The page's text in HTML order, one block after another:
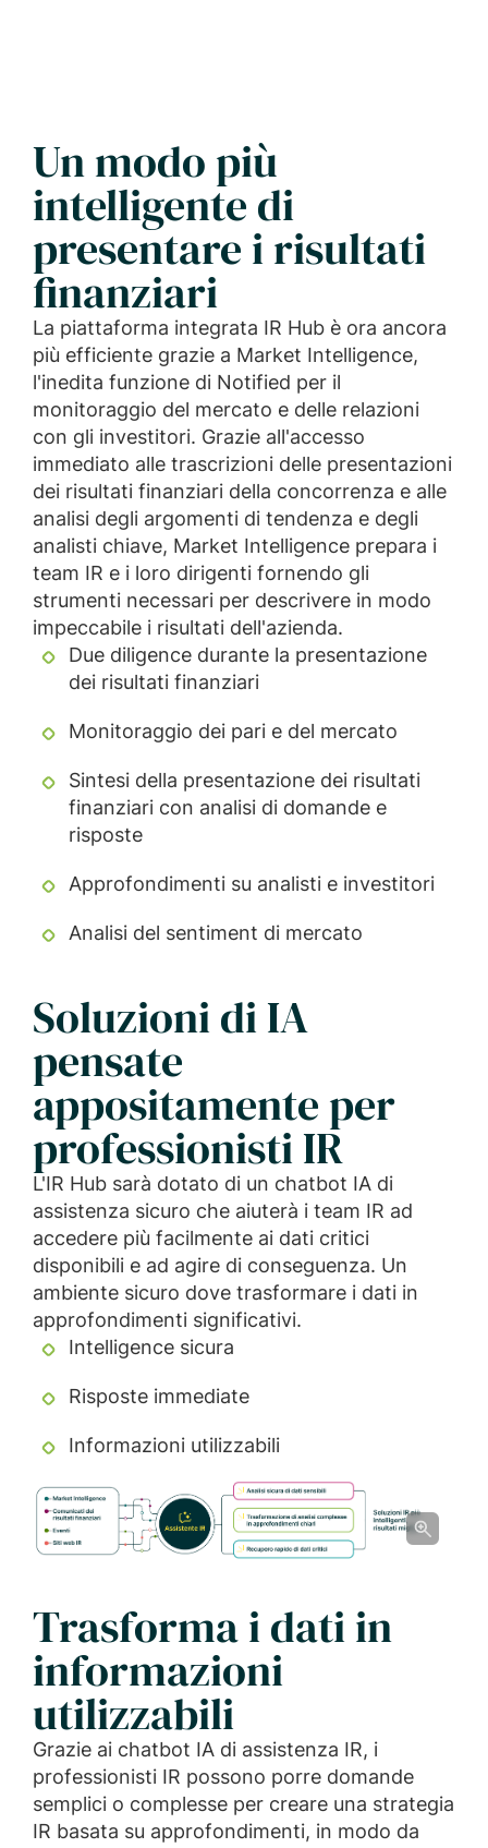
Un modo più
intelligente di
presentare i risultati
finanziari
La piattaforma integrata IR Hub è ora ancora
più efficiente grazie a Market Intelligence,
l'inedita funzione di Notified per il
monitoraggio del mercato e delle relazioni
con gli investitori. Grazie all'accesso
immediato alle trascrizioni delle presentazioni
dei risultati finanziari della concorrenza e alle
analisi degli argomenti di tendenza e degli
analisti chiave, Market Intelligence prepara i
team IR e i loro dirigenti fornendo gli
strumenti necessari per descrivere in modo
impeccabile i risultati dell'azienda.
Due diligence durante la presentazione
dei risultati finanziari
Monitoraggio dei pari e del mercato
Sintesi della presentazione dei risultati
finanziari con analisi di domande e
risposte
Approfondimenti su analisti e investitori
Analisi del sentiment di mercato
Soluzioni di IA
pensate
appositamente per
professionisti IR
L'IR Hub sarà dotato di un chatbot IA di
assistenza sicuro che aiuterà i team IR ad
accedere più facilmente ai dati critici
disponibili e ad agire di conseguenza. Un
ambiente sicuro dove trasformare i dati in
approfondimenti significativi.
Intelligence sicura
Risposte immediate
Informazioni utilizzabili
Trasforma i dati in
informazioni
utilizzabili
Grazie ai chatbot IA di assistenza IR, i
professionisti IR possono porre domande
semplici o complesse per creare una strategia
IR basata su approfondimenti, in modo da